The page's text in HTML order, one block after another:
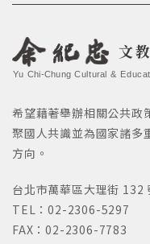
文
Yu Chi-Chung Cultural &
希望藉著舉辦相關公共政
聚國人共識並為國家諸多
方向。
台北市萬華區大理街 132
TEL：02-2306-5297
FAX：02-2306-7783